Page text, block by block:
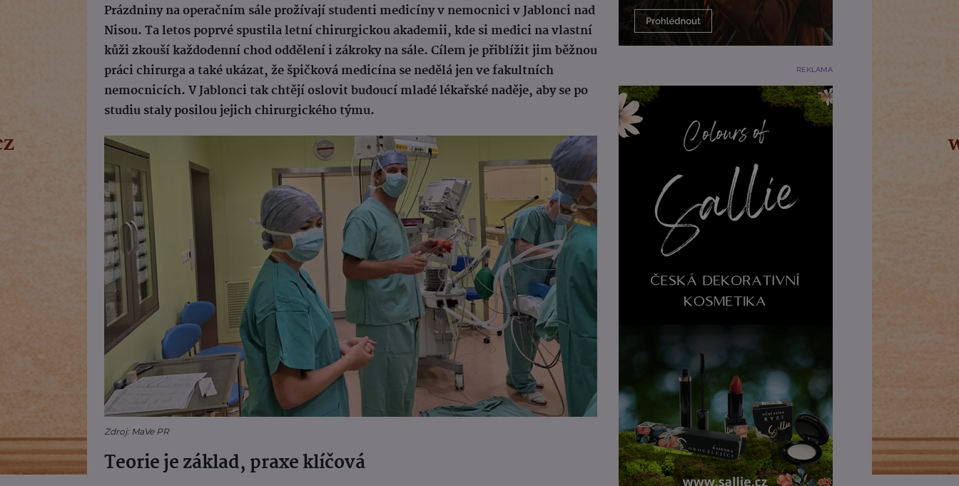
Prázdniny na operačním sále prožívají studenti medicíny v nemocnici v Jablonci nad
Nisou. Ta letos poprvé spustila letní chirurgickou akademii, kde si medici na vlastní
kůži zkouší každodenní chod oddělení i zákroky na sále. Cílem je přiblížit jim běžnou
práci chirurga a také ukázat, že špičková medicína se nedělá jen ve fakultních
nemocnicích. V Jablonci tak chtějí oslovit budoucí mladé lékařské naděje, aby se po
studiu staly posilou jejich chirurgického týmu.
Zdroj: MaVe PR
Teorie je základ, praxe klíčová
REKLAMA